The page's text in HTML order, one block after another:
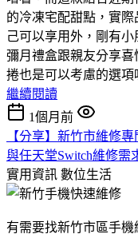
的冷凍宅配甜點，實
己可以享用外，剛有
彌月禮盒跟親友分享
捲也是可以考慮的選項
繼續閱讀
1個月前
【分享】新竹市維修
與任天堂Switch維修需
實用資訊 數位生活
有需要找新竹市區手